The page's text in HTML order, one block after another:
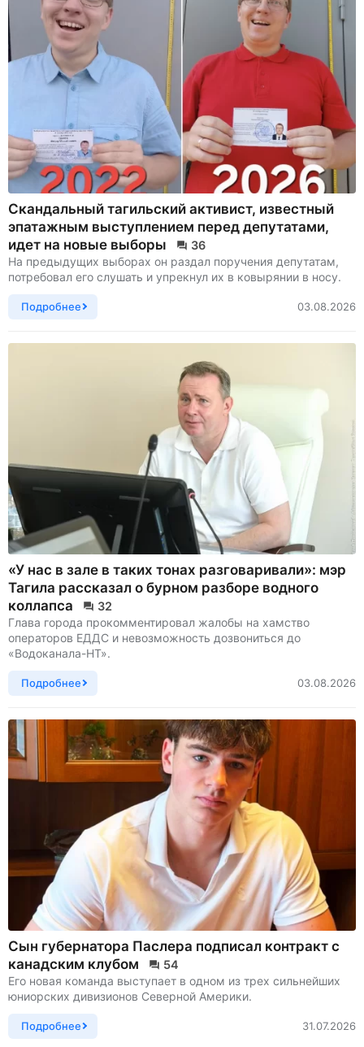
Скандальный тагильский активист, известный
эпатажным выступлением перед депутатами,
идет на новые выборы
36
На предыдущих выборах он раздал поручения депутатам,
потребовал его слушать и упрекнул их в ковырянии в носу.
Подробнее 03.08.2026
«У нас в зале в таких тонах разговаривали»: мэр
Тагила рассказал о бурном разборе водного
коллапса
32
Глава города прокомментировал жалобы на хамство
операторов ЕДДС и невозможность дозвониться до
«Водоканала-НТ».
Подробнее 03.08.2026
Сын губернатора Паслера подписал контракт с
канадским клубом
54
Его новая команда выступает в одном из трех сильнейших
юниорских дивизионов Северной Америки.
Подробнее 31.07.2026